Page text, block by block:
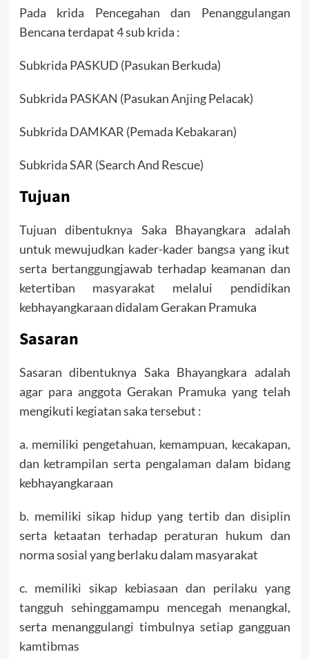
Pada krida Pencegahan dan Penanggulangan
Bencana terdapat 4 sub krida :
Subkrida PASKUD (Pasukan Berkuda)
Subkrida PASKAN (Pasukan Anjing Pelacak)
Subkrida DAMKAR (Pemada Kebakaran)
Subkrida SAR (Search And Rescue)
Tujuan
Tujuan dibentuknya Saka Bhayangkara adalah
untuk mewujudkan kader-kader bangsa yang ikut
serta bertanggungjawab terhadap keamanan dan
ketertiban masyarakat melalui pendidikan
kebhayangkaraan didalam Gerakan Pramuka
Sasaran
Sasaran dibentuknya Saka Bhayangkara adalah
agar para anggota Gerakan Pramuka yang telah
mengikuti kegiatan saka tersebut :
a. memiliki pengetahuan, kemampuan, kecakapan,
dan ketrampilan serta pengalaman dalam bidang
kebhayangkaraan
b. memiliki sikap hidup yang tertib dan disiplin
serta ketaatan terhadap peraturan hukum dan
norma sosial yang berlaku dalam masyarakat
c. memiliki sikap kebiasaan dan perilaku yang
tangguh sehinggamampu mencegah menangkal,
serta menanggulangi timbulnya setiap gangguan
kamtibmas